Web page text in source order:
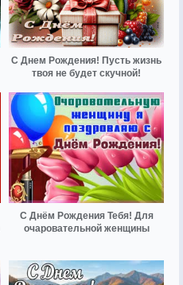
С Днем Рождения! Пусть жизнь
твоя не будет скучной!
С Днём Рождения Тебя! Для
очаровательной женщины